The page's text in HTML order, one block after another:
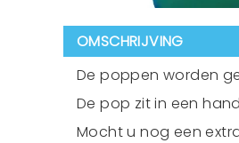
OMSCHRIJVING
De poppen worden
De pop zit in een
Mocht u nog een